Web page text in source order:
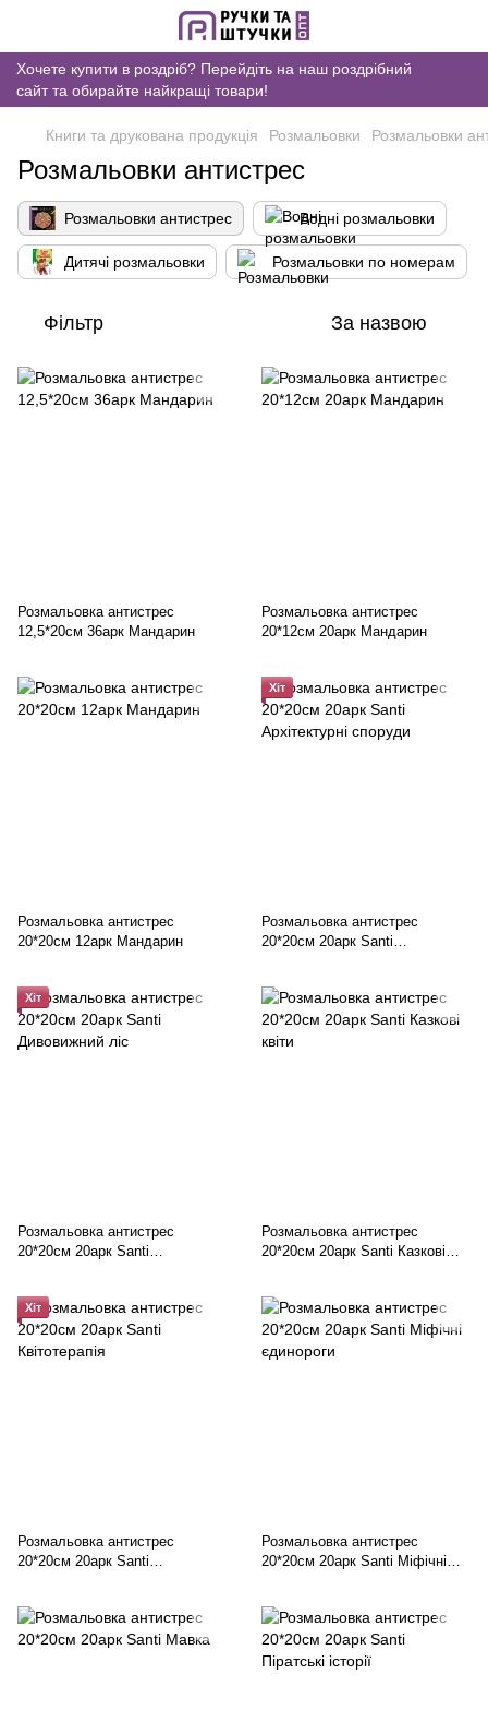
Хочете купити в роздріб? Перейдіть на наш роздрібний
сайт та обирайте найкращі товари!
Книги та друкована продукція Розмальовки Розмальовки
Розмальовки антистрес
Розмальовки антистрес Водні розмальовки
Дитячі розмальовки Розмальовки по номерам
Фільтр За назвою
Розмальовка антистрес
12,5*20см 36арк Мандарин
Розмальовка антистрес
20*12см 20арк Мандарин
Розмальовка антистрес
20*20см 12арк Мандарин
Хіт
Розмальовка антистрес
20*20см 20арк Santi
Хіт
Розмальовка антистрес
20*20см 20арк Santi
Розмальовка антистрес
20*20см 20арк Santi Казкові
Хіт
Розмальовка антистрес
20*20см 20арк Santi
Розмальовка антистрес
20*20см 20арк Santi Міфічні